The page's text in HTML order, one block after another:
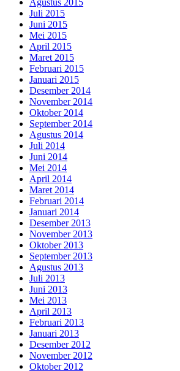
Agustus 2015
Juli 2015
Juni 2015
Mei 2015
April 2015
Maret 2015
Februari 2015
Januari 2015
Desember 2014
November 2014
Oktober 2014
September 2014
Agustus 2014
Juli 2014
Juni 2014
Mei 2014
April 2014
Maret 2014
Februari 2014
Januari 2014
Desember 2013
November 2013
Oktober 2013
September 2013
Agustus 2013
Juli 2013
Juni 2013
Mei 2013
April 2013
Februari 2013
Januari 2013
Desember 2012
November 2012
Oktober 2012